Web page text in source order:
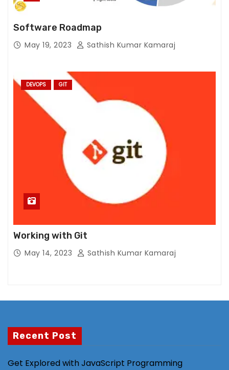
Software Roadmap
May 19, 2023 Sathish Kumar Kamaraj
DEVOPS GIT
Working with Git
May 14, 2023 Sathish Kumar Kamaraj
Recent Post
Get Explored with JavaScript Programming
ri
n
In
er
f
ur
e
si
p
a